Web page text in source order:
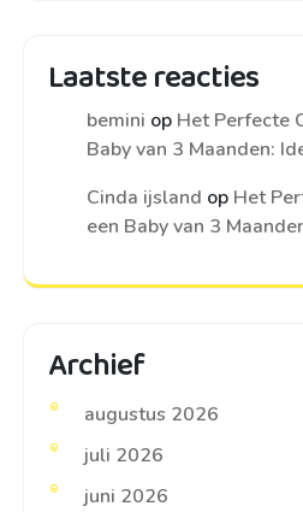
Laatste reacties
bemini op Het Perfecte
Baby van 3 Maanden:
Cinda ijsland op Het
een Baby van 3
Archief
augustus 2026
juli 2026
juni 2026